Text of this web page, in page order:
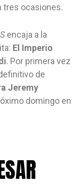
tres ocasiones.
encaja a la
El Imperio
. Por primera vez
de
Jeremy
domingo en